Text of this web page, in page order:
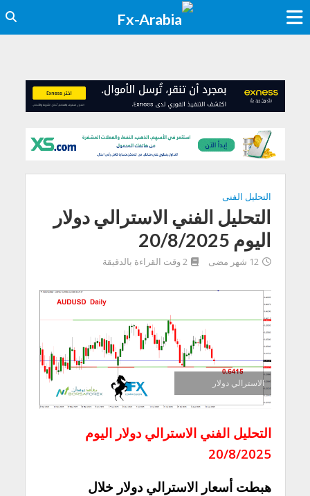
التحليل الفنى
التحليل الفني الاسترالي دولار
اليوم 20/8/2025
12 شهر مضى 2 وقت القراءة بالدقيقة
الاسترالي دولار
التحليل الفني الاسترالي دولار اليوم
20/8/2025
هبطت أسعار الاسترالي دولار خلال